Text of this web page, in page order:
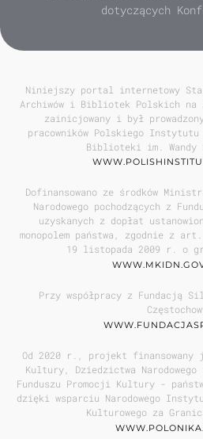
dotyczących
Niniejszy portal internetowy
Archiwów i Bibliotek Polskich na
zainicjowany i był
pracowników Polskiego Instytutu
Biblioteki im. Wandy
Dofinansowano ze środków
Narodowego pochodzących z
uzyskanych z dopłat
monopolem państwa, zgodnie z
19 listopada 2009 r. o
Przy współpracy z Fundacją
Od 2020 r., projekt finansowany
Kultury, Dziedzictwa
Funduszu Promocji Kultury -
dzięki wsparciu Narodowego
Kulturowego za